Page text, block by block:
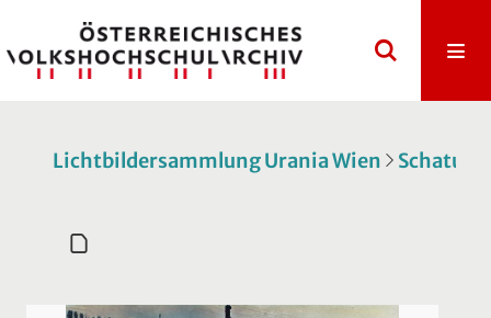
Lichtbildersammlung Urania Wien